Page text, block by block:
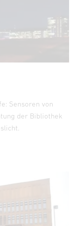
Sensoren von
der Bibliothek